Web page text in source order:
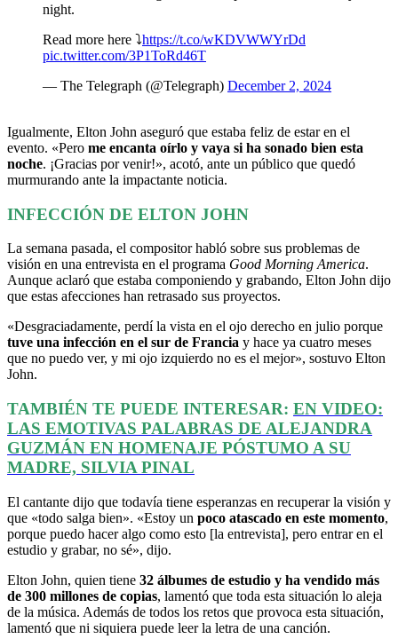
night.
Read more here ⤵️https://t.co/wKDVWWYrDd
pic.twitter.com/3P1ToRd46T
— The Telegraph (@Telegraph) December 2, 2024
Igualmente, Elton John aseguró que estaba feliz de estar en el
evento. «Pero me encanta oírlo y vaya si ha sonado bien esta
noche. ¡Gracias por venir!», acotó, ante un público que quedó
murmurando ante la impactante noticia.
INFECCIÓN DE ELTON JOHN
La semana pasada, el compositor habló sobre sus problemas de
visión en una entrevista en el programa Good Morning America.
Aunque aclaró que estaba componiendo y grabando, Elton John dijo
que estas afecciones han retrasado sus proyectos.
«Desgraciadamente, perdí la vista en el ojo derecho en julio porque
tuve una infección en el sur de Francia y hace ya cuatro meses
que no puedo ver, y mi ojo izquierdo no es el mejor», sostuvo Elton
John.
TAMBIÉN TE PUEDE INTERESAR: EN VIDEO:
LAS EMOTIVAS PALABRAS DE ALEJANDRA
GUZMÁN EN HOMENAJE PÓSTUMO A SU
MADRE, SILVIA PINAL
El cantante dijo que todavía tiene esperanzas en recuperar la visión y
que «todo salga bien». «Estoy un poco atascado en este momento,
porque puedo hacer algo como esto [la entrevista], pero entrar en el
estudio y grabar, no sé», dijo.
Elton John, quien tiene 32 álbumes de estudio y ha vendido más
de 300 millones de copias, lamentó que toda esta situación lo aleja
de la música. Además de todos los retos que provoca esta situación,
lamentó que ni siquiera puede leer la letra de una canción.